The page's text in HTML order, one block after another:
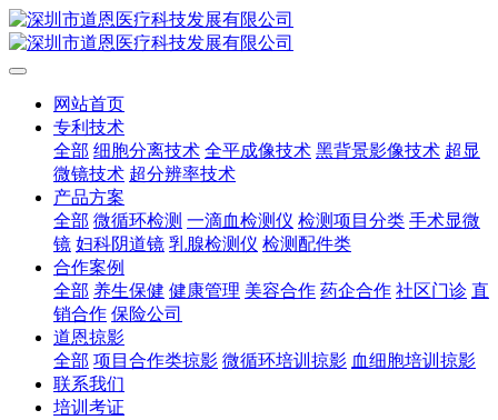
网站首页
专利技术
全部 细胞分离技术 全平成像技术 黑背景影像技术 超显
微镜技术 超分辨率技术
产品方案
全部 微循环检测 一滴血检测仪 检测项目分类 手术显微
镜 妇科阴道镜 乳腺检测仪 检测配件类
合作案例
全部 养生保健 健康管理 美容合作 药企合作 社区门诊 直
销合作 保险公司
道恩掠影
全部 项目合作类掠影 微循环培训掠影 血细胞培训掠影
联系我们
培训考证